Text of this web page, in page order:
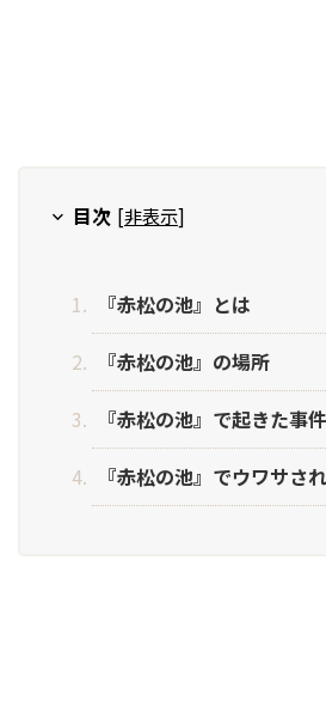
目次 [非表示]
『赤松の池』とは
『赤松の池』の場所
『赤松の池』で起きた事件
『赤松の池』でウワサさ